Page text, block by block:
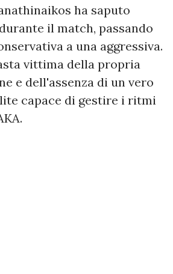
ha saputo
il match, passando
a una aggressiva.
vittima della propria
e dell'assenza di un vero
capace di gestire i ritmi